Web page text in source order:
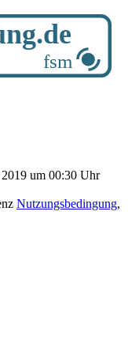
um 00:30 Uhr
Nutzungsbedingung,